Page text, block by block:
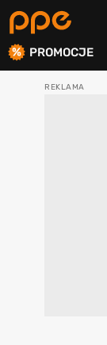
PROMOCJE